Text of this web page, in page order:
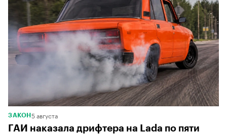
ЗАКОН 5 августа
ГАИ наказала дрифтера на Lada по пяти